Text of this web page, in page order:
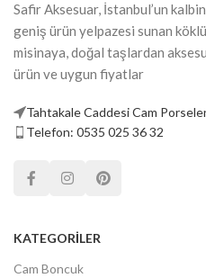
Safir Aksesuar, İstanbul’un
geniş ürün yelpazesi sunan
misinaya, doğal taşlardan
ürün ve uygun fiyatlar
Tahtakale Caddesi Cam
Telefon: 0535 025 36 32
KATEGORILER
Cam Boncuk